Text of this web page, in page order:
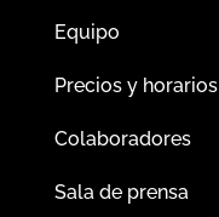
Equipo
Precios y horarios
Colaboradores
Sala de prensa